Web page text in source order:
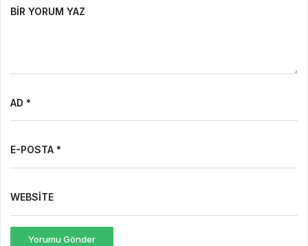
BIR YORUM YAZ
AD *
E-POSTA *
WEBSITE
Yorumu Gönder